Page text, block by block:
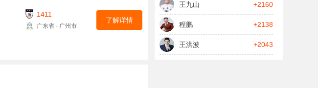
1411
广东省 - 广州市
了解详情
王九山 +2160
程鹏 +2138
王洪波 +2043